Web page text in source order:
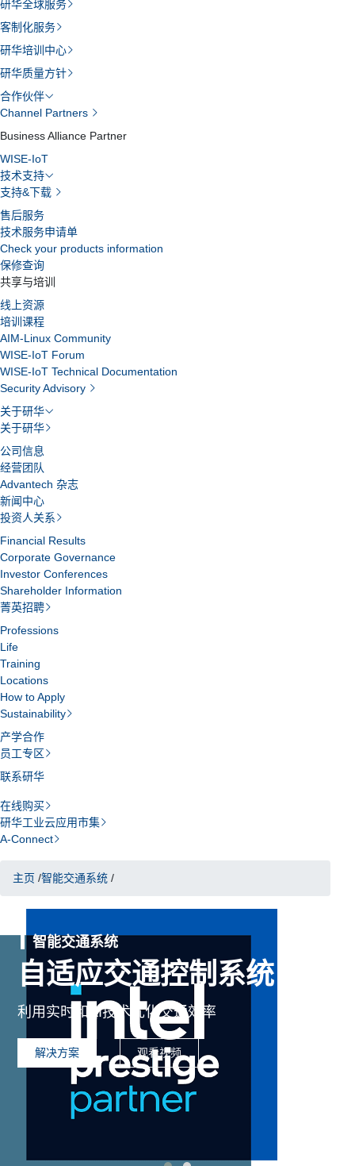
研华全球服务
客制化服务
研华培训中心
研华质量方针
合作伙伴
Channel Partners
Business Alliance Partner
WISE-IoT
技术支持
支持&下载
售后服务
技术服务申请单
Check your products information
保修查询
共享与培训
线上资源
培训课程
AIM-Linux Community
WISE-IoT Forum
WISE-IoT Technical Documentation
Security Advisory
关于研华
关于研华
公司信息
经营团队
Advantech 杂志
新闻中心
投资人关系
Financial Results
Corporate Governance
Investor Conferences
Shareholder Information
菁英招聘
Professions
Life
Training
Locations
How to Apply
Sustainability
产学合作
员工专区
联系研华
在线购买
研华工业云应用市集
A-Connect
主页 /智能交通系统 /
智能交通系统
自适应交通控制系统
利用实时和AI技术优化交通效率
解决方案 观看视频